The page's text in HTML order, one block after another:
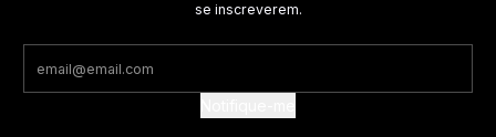
se inscreverem.